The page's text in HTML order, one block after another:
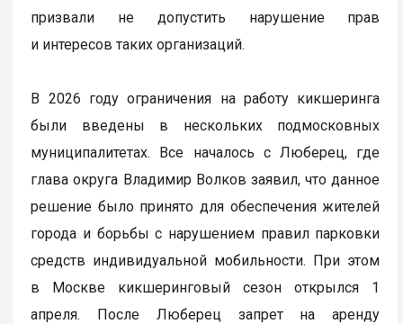
призвали не допустить нарушение прав
и интересов таких организаций.
В 2026 году ограничения на работу кикшеринга
были введены в нескольких подмосковных
муниципалитетах. Все началось с Люберец, где
глава округа Владимир Волков заявил, что данное
решение было принято для обеспечения жителей
города и борьбы с нарушением правил парковки
средств индивидуальной мобильности. При этом
в Москве кикшеринговый сезон открылся 1
апреля. После Люберец запрет на аренду